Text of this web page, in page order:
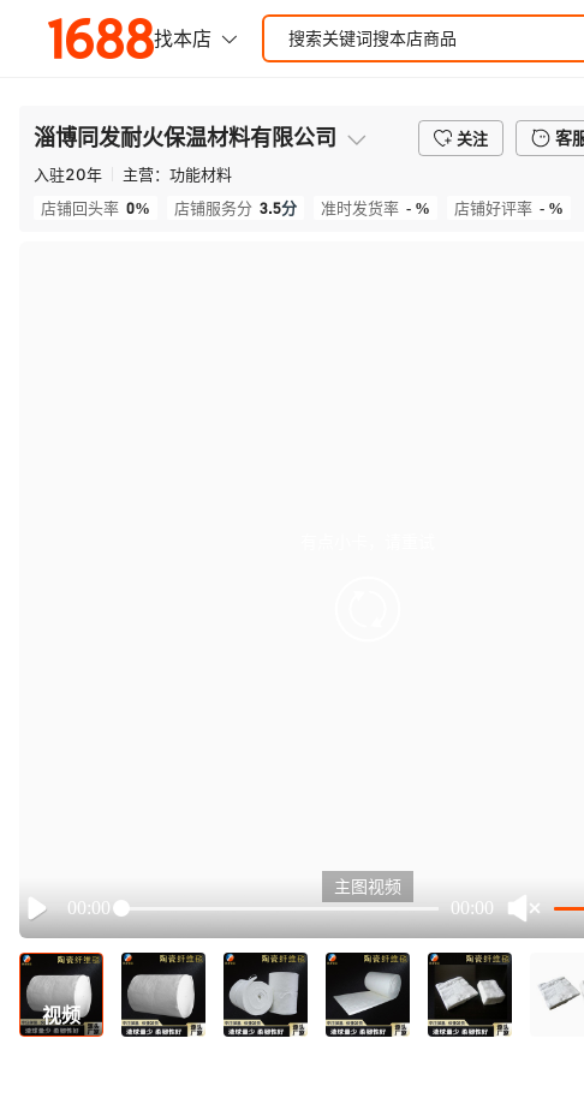
淄博同发耐火保温材料有限公司 关注 客
入驻20年 主营： 功能材料
店铺回头率 0% 店铺服务分 3.5分 准时发货率 - % 店铺好评率 - %
Play
00:00 00:00
主图视频
视频